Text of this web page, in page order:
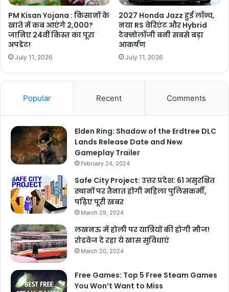
PM Kisan Yojana : किसानों के
खाते में कब आएंगे 2,000?
जानिए 24वीं किस्त का पूरा
अपडेट!
July 11, 2026
2027 Honda Jazz हुई लॉन्च,
नया RS वेरिएंट और Hybrid
टेक्नोलॉजी बनी सबसे बड़ा
आकर्षण
July 11, 2026
Popular Recent Comments
Elden Ring: Shadow of the Erdtree DLC
Lands Release Date and New
Gameplay Trailer
February 24, 2024
Safe City Project: उत्तर प्रदेश: 61 असुरक्षित
स्थानों पर तैनात होंगी महिला पुलिसकर्मी,
पढ़िए पूरी खबर
March 29, 2024
लखनऊ में होली पर यात्रियों की होगी मौज!
रोडवेज दे रहा ये खास सुविधाएं
March 20, 2024
Free Games: Top 5 Free Steam Games
You Won’t Want to Miss